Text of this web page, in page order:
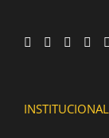
INSTITUCIONAL